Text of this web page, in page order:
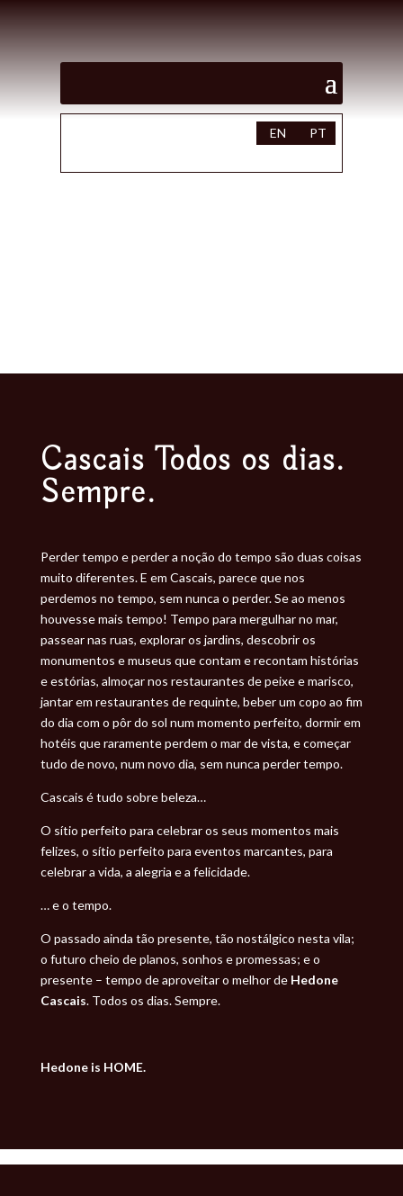
EN PT
Cascais Todos os dias.
Sempre.
Perder tempo e perder a noção do tempo são duas coisas
muito diferentes. E em Cascais, parece que nos
perdemos no tempo, sem nunca o perder. Se ao menos
houvesse mais tempo! Tempo para mergulhar no mar,
passear nas ruas, explorar os jardins, descobrir os
monumentos e museus que contam e recontam histórias
e estórias, almoçar nos restaurantes de peixe e marisco,
jantar em restaurantes de requinte, beber um copo ao fim
do dia com o pôr do sol num momento perfeito, dormir em
hotéis que raramente perdem o mar de vista, e começar
tudo de novo, num novo dia, sem nunca perder tempo.
Cascais é tudo sobre beleza…
O sítio perfeito para celebrar os seus momentos mais
felizes, o sítio perfeito para eventos marcantes, para
celebrar a vida, a alegria e a felicidade.
… e o tempo.
O passado ainda tão presente, tão nostálgico nesta vila;
o futuro cheio de planos, sonhos e promessas; e o
presente – tempo de aproveitar o melhor de Hedone
Cascais. Todos os dias. Sempre.
Hedone is HOME.